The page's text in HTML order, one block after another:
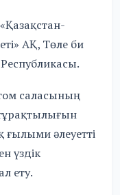
«Қазақстан-
АҚ, Төле би
саласының
тұрақтылығын
әлеуетті
үздік
ету.